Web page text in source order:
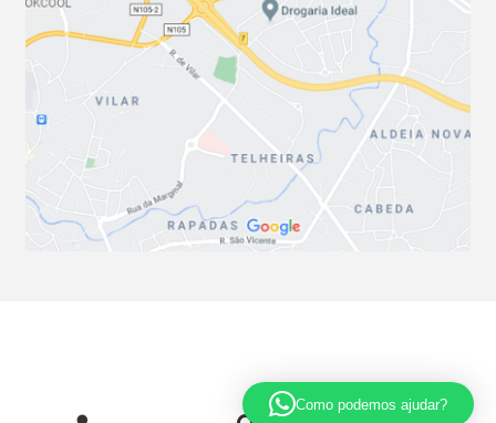
Criado com Storefront e WooCommerce.
Como podemos ajudar?